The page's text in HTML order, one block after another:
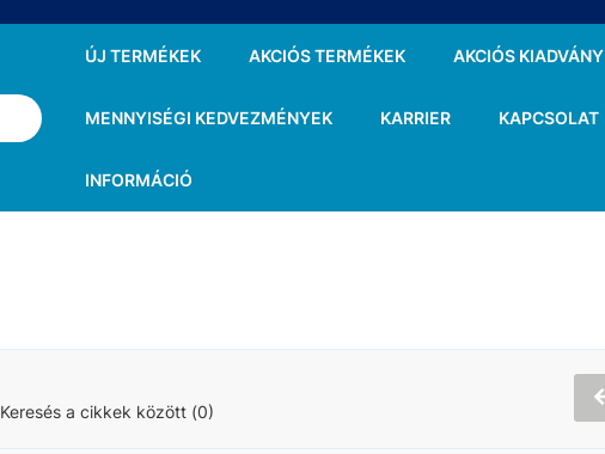
ÚJ TERMÉKEK AKCIÓS TERMÉKEK AKCIÓS KIADVÁNY
MENNYISÉGI KEDVEZMÉNYEK KARRIER KAPCSOLAT
INFORMÁCIÓ
Keresés a cikkek között (0)